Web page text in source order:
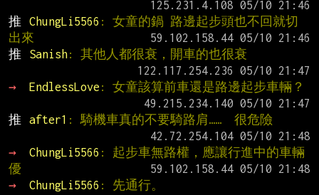
推
ChungLi5566 : 女童的鍋 路邊起步頭也不回就切
出來
推
Sanish: 其他人都很衰，開車的也很衰
→
EndlessLove : 女童該算前車還是路邊起步車輛？
推
after1 : 騎機車真的不要騎路肩……  很危險
→
ChungLi5566 : 起步車無路權，應讓行進中的車輛
優
→
ChungLi5566 : 先通行。